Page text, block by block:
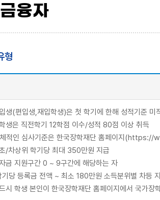
융자
형
생(편입생,재입학생)은 첫 학기에 한해 성적기준 미
생은 직전학기 12학점 이수/성적 80점 이상 취득
적인 심사기준은 한국장학재단 홈페이지
/차상위 학기당 최대 350만원 지급
금 지원구간 0 ~ 9구간에 해당하는 자
당 등록금 전액 ~ 최소 180만원 소득분위별 차등
시 학생 본인이 한국장학재단 홈페이지에서 국가장